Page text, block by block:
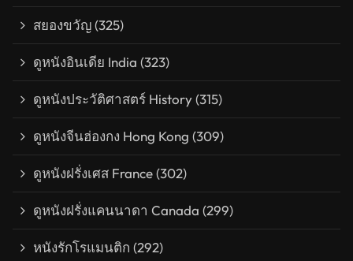
สยองขวัญ(325)
ดูหนังอินเดีย India (323)
ดูหนังประวัติศาสตร์ History(315)
ดูหนังจีนฮ่องกง Hong Kong (309)
ดูหนังฝรั่งเศส France(302)
ดูหนังฝรั่งแคนนาดา Canada (299)
หนังรักโรแมนติก (292)